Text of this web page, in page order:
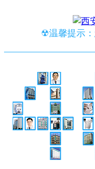
☢温馨提示：